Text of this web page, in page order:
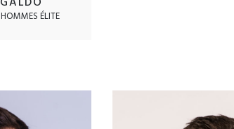
ÉLITE